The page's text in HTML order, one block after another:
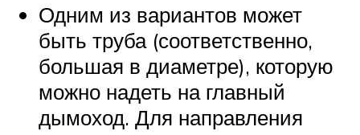
Одним из вариантов может
быть труба (соответственно,
большая в диаметре), которую
можно надеть на главный
дымоход. Для направления